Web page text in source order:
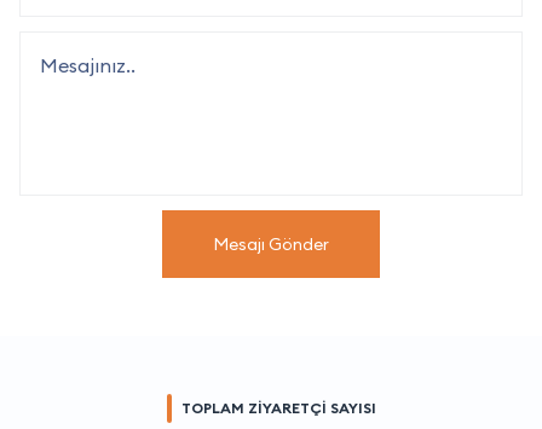
Mesajı Gönder
TOPLAM ZİYARETÇİ SAYISI